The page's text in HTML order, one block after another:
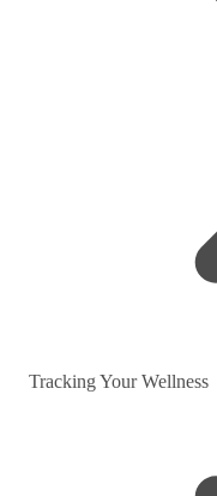
Tracking Your Wellness